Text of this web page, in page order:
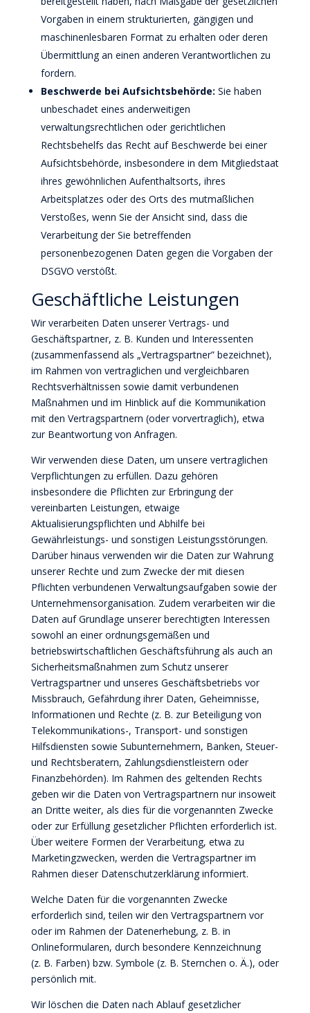
Vorgaben in einem strukturierten, gängigen und
maschinenlesbaren Format zu erhalten oder deren
Übermittlung an einen anderen Verantwortlichen zu
fordern.
Beschwerde bei Aufsichtsbehörde: Sie haben
unbeschadet eines anderweitigen
verwaltungsrechtlichen oder gerichtlichen
Rechtsbehelfs das Recht auf Beschwerde bei einer
Aufsichtsbehörde, insbesondere in dem Mitgliedstaat
ihres gewöhnlichen Aufenthaltsorts, ihres
Arbeitsplatzes oder des Orts des mutmaßlichen
Verstoßes, wenn Sie der Ansicht sind, dass die
Verarbeitung der Sie betreffenden
personenbezogenen Daten gegen die Vorgaben der
DSGVO verstößt.
Geschäftliche Leistungen
Wir verarbeiten Daten unserer Vertrags- und
Geschäftspartner, z. B. Kunden und Interessenten
(zusammenfassend als „Vertragspartner” bezeichnet),
im Rahmen von vertraglichen und vergleichbaren
Rechtsverhältnissen sowie damit verbundenen
Maßnahmen und im Hinblick auf die Kommunikation
mit den Vertragspartnern (oder vorvertraglich), etwa
zur Beantwortung von Anfragen.
Wir verwenden diese Daten, um unsere vertraglichen
Verpflichtungen zu erfüllen. Dazu gehören
insbesondere die Pflichten zur Erbringung der
vereinbarten Leistungen, etwaige
Aktualisierungspflichten und Abhilfe bei
Gewährleistungs- und sonstigen Leistungsstörungen.
Darüber hinaus verwenden wir die Daten zur Wahrung
unserer Rechte und zum Zwecke der mit diesen
Pflichten verbundenen Verwaltungsaufgaben sowie der
Unternehmensorganisation. Zudem verarbeiten wir die
Daten auf Grundlage unserer berechtigten Interessen
sowohl an einer ordnungsgemäßen und
betriebswirtschaftlichen Geschäftsführung als auch an
Sicherheitsmaßnahmen zum Schutz unserer
Vertragspartner und unseres Geschäftsbetriebs vor
Missbrauch, Gefährdung ihrer Daten, Geheimnisse,
Informationen und Rechte (z. B. zur Beteiligung von
Telekommunikations-, Transport- und sonstigen
Hilfsdiensten sowie Subunternehmern, Banken, Steuer-
und Rechtsberatern, Zahlungsdienstleistern oder
Finanzbehörden). Im Rahmen des geltenden Rechts
geben wir die Daten von Vertragspartnern nur insoweit
an Dritte weiter, als dies für die vorgenannten Zwecke
oder zur Erfüllung gesetzlicher Pflichten erforderlich ist.
Über weitere Formen der Verarbeitung, etwa zu
Marketingzwecken, werden die Vertragspartner im
Rahmen dieser Datenschutzerklärung informiert.
Welche Daten für die vorgenannten Zwecke
erforderlich sind, teilen wir den Vertragspartnern vor
oder im Rahmen der Datenerhebung, z. B. in
Onlineformularen, durch besondere Kennzeichnung
(z. B. Farben) bzw. Symbole (z. B. Sternchen o. Ä.), oder
persönlich mit.
Wir löschen die Daten nach Ablauf gesetzlicher